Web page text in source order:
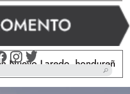
Laredo, hondureño